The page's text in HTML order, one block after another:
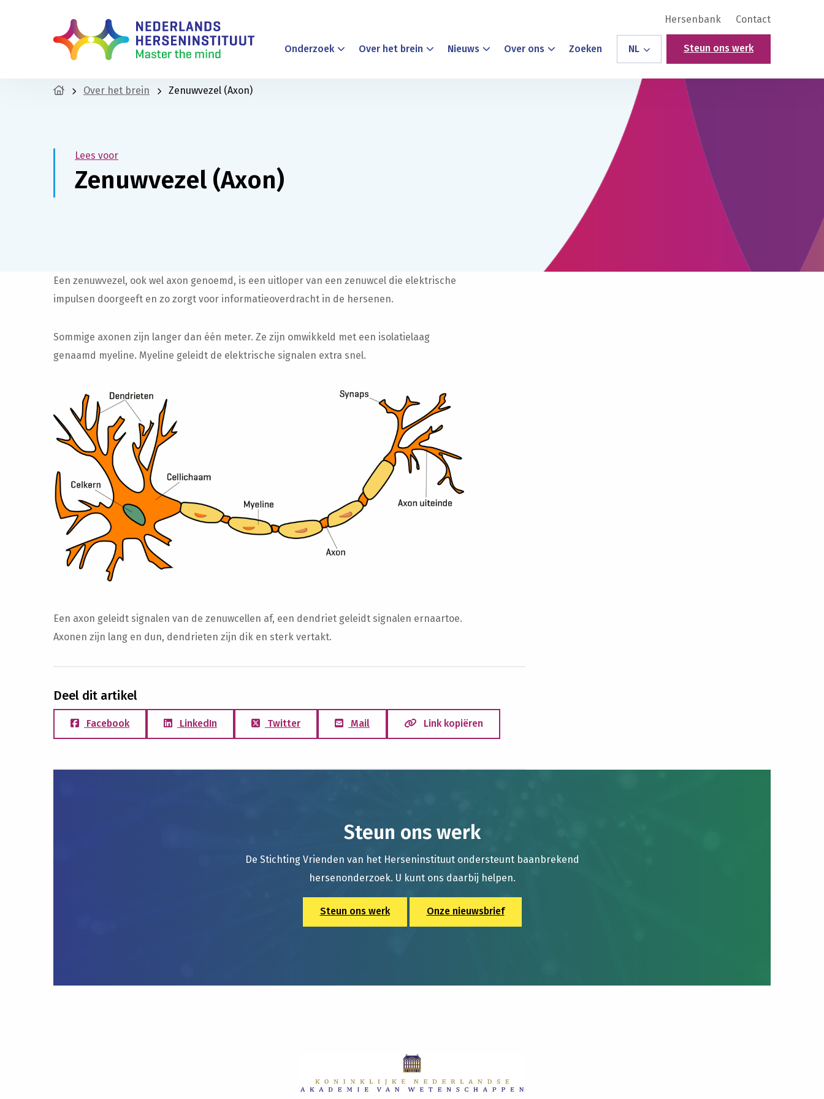
Hersenbank Contact
Onderzoek Over het brein Nieuws Over ons Zoeken NL Steun ons werk
Over het brein Zenuwvezel (Axon)
Lees voor
Zenuwvezel (Axon)
Een zenuwvezel, ook wel axon genoemd, is een uitloper van een zenuwcel die elektrische
impulsen doorgeeft en zo zorgt voor informatieoverdracht in de hersenen.
Sommige axonen zijn langer dan één meter. Ze zijn omwikkeld met een isolatielaag
genaamd myeline. Myeline geleidt de elektrische signalen extra snel.
Een axon geleidt signalen van de zenuwcellen af, een dendriet geleidt signalen ernaartoe.
Axonen zijn lang en dun, dendrieten zijn dik en sterk vertakt.
Deel dit artikel
Facebook LinkedIn Twitter Mail Link kopiëren
Steun ons werk
De Stichting Vrienden van het Herseninstituut ondersteunt baanbrekend
hersenonderzoek. U kunt ons daarbij helpen.
Steun ons werk Onze nieuwsbrief